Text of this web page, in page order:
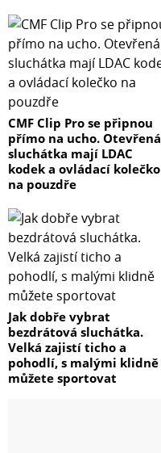
CMF Clip Pro se připnou
přímo na ucho. Otevřená
sluchátka mají LDAC
kodek a ovládací kolečko
na pouzdře
Jak dobře vybrat
bezdrátová sluchátka.
Velká zajistí ticho a
pohodlí, s malými klidně
můžete sportovat